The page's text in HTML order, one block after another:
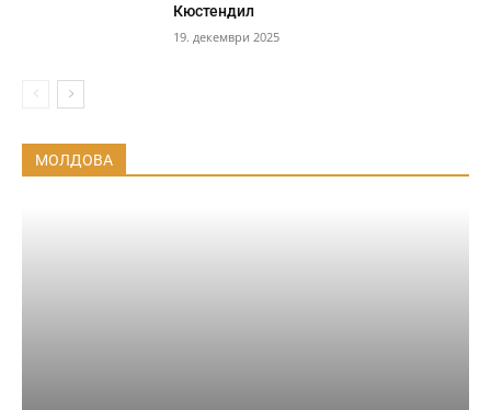
Кюстендил
19. декември 2025
МОЛДОВА